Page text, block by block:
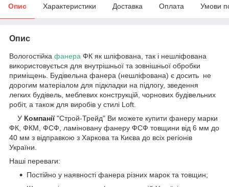
Опис Характеристики Доставка Оплата Умови
Опис
Вологостійка фанера ФК як шліфована, так і нешліфована
використовується для внутрішньої та зовнішньої обробки
приміщень. Будівельна фанера (нешліфована) є досить не
дорогим матеріалом для підкладки на підлогу, зведення
легких будівель, меблевих конструкцій, чорнових будівельних
робіт, а також для виробів у стилі Loft.
У Компанії"Строй-Трейд" Ви можете купити фанеру марки
ФК, ФКМ, ФСФ, ламіновану фанеру ФСФ товщини від 6 мм до
40 мм з відправкою з Харкова та Києва до всіх регіонів
України.
Наші переваги:
Постійно у наявності фанера різних марок та товщин;